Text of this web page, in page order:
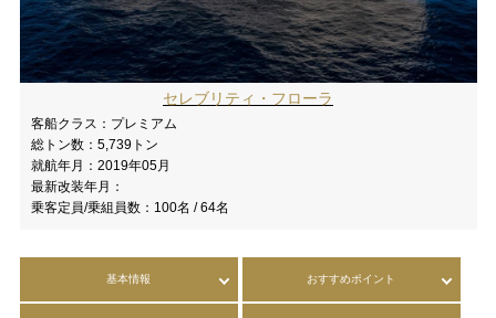
セレブリティ・フローラ
客船クラス： プレミアム
総トン数： 5,739トン
就航年月： 2019年05月
最新改装年月：
乗客定員/乗組員数： 100名 / 64名
基本情報 おすすめポイント